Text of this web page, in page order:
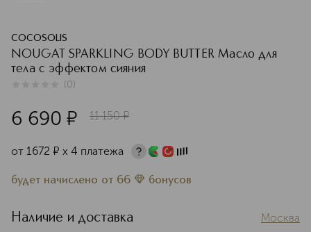
COCOSOLIS
NOUGAT SPARKLING BODY BUTTER Масло для
тела с эффектом сияния
(0)
6 690 ¤ 11 150 ¤
от 1672 ¤ х 4 платежа
будет начислено от 66 бонусов
Наличие и доставка Москва